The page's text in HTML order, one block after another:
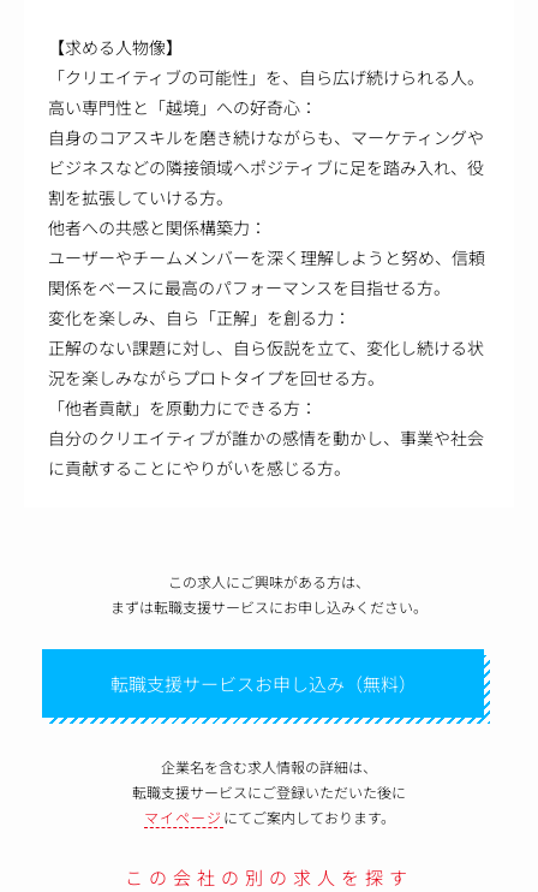
【求める人物像】
「クリエイティブの可能性」を、自ら広げ続けられる人。
高い専門性と「越境」への好奇心：
自身のコアスキルを磨き続けながらも、マーケティングや
ビジネスなどの隣接領域へポジティブに足を踏み入れ、役
割を拡張していける方。
他者への共感と関係構築力：
ユーザーやチームメンバーを深く理解しようと努め、信頼
関係をベースに最高のパフォーマンスを目指せる方。
変化を楽しみ、自ら「正解」を創る力：
正解のない課題に対し、自ら仮説を立て、変化し続ける状
況を楽しみながらプロトタイプを回せる方。
「他者貢献」を原動力にできる方：
自分のクリエイティブが誰かの感情を動かし、事業や社会
に貢献することにやりがいを感じる方。
この求人にご興味がある方は、
まずは転職支援サービスにお申し込みください。
転職支援サービスお申し込み（無料）
企業名を含む求人情報の詳細は、
転職支援サービスにご登録いただいた後に
マイページ にてご案内しております。
この会社の別の求人を探す